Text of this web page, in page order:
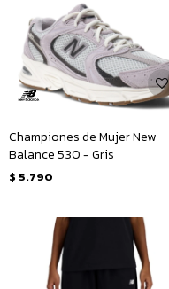
Championes de Mujer New
Balance 530 - Gris
$ 5.790